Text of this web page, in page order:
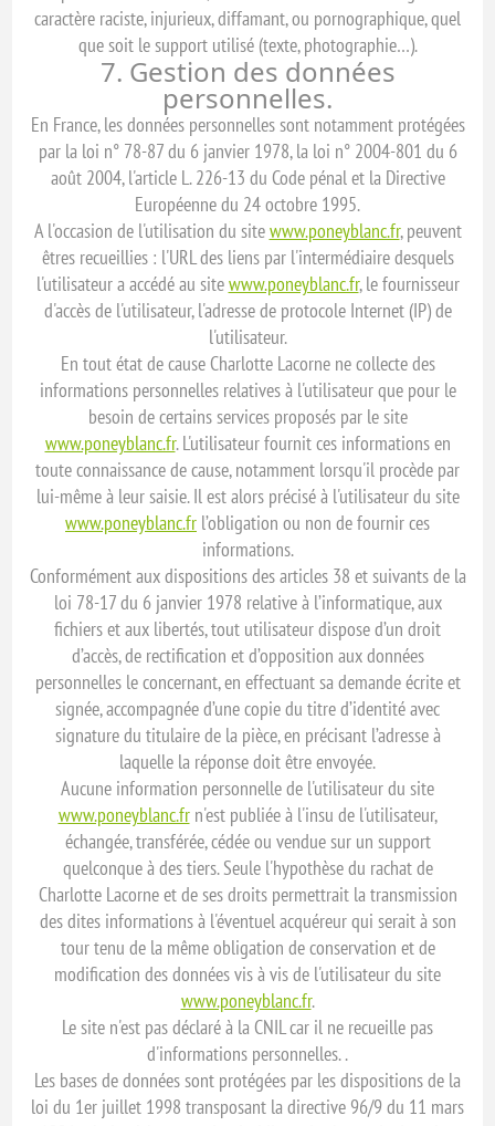
caractère raciste, injurieux, diffamant, ou pornographique, quel
que soit le support utilisé (texte, photographie…).
7. Gestion des données
personnelles.
En France, les données personnelles sont notamment protégées
par la loi n° 78-87 du 6 janvier 1978, la loi n° 2004-801 du 6
août 2004, l'article L. 226-13 du Code pénal et la Directive
Européenne du 24 octobre 1995.
A l'occasion de l'utilisation du sitewww.poneyblanc.fr, peuvent
êtres recueillies : l'URL des liens par l'intermédiaire desquels
l'utilisateur a accédé au sitewww.poneyblanc.fr, le fournisseur
d'accès de l'utilisateur, l'adresse de protocole Internet (IP) de
l'utilisateur.
En tout état de cause Charlotte Lacorne ne collecte des
informations personnelles relatives à l'utilisateur que pour le
besoin de certains services proposés par le site
www.poneyblanc.fr. L'utilisateur fournit ces informations en
toute connaissance de cause, notamment lorsqu'il procède par
lui-même à leur saisie. Il est alors précisé à l'utilisateur du site
www.poneyblanc.fr l’obligation ou non de fournir ces
informations.
Conformément aux dispositions des articles 38 et suivants de la
loi 78-17 du 6 janvier 1978 relative à l’informatique, aux
fichiers et aux libertés, tout utilisateur dispose d’un droit
d’accès, de rectification et d’opposition aux données
personnelles le concernant, en effectuant sa demande écrite et
signée, accompagnée d’une copie du titre d’identité avec
signature du titulaire de la pièce, en précisant l’adresse à
laquelle la réponse doit être envoyée.
Aucune information personnelle de l'utilisateur du site
www.poneyblanc.frn'est publiée à l'insu de l'utilisateur,
échangée, transférée, cédée ou vendue sur un support
quelconque à des tiers. Seule l'hypothèse du rachat de
Charlotte Lacorne et de ses droits permettrait la transmission
des dites informations à l'éventuel acquéreur qui serait à son
tour tenu de la même obligation de conservation et de
modification des données vis à vis de l'utilisateur du site
www.poneyblanc.fr.
Le site n'est pas déclaré à la CNIL car il ne recueille pas
d'informations personnelles. .
Les bases de données sont protégées par les dispositions de la
loi du 1er juillet 1998 transposant la directive 96/9 du 11 mars